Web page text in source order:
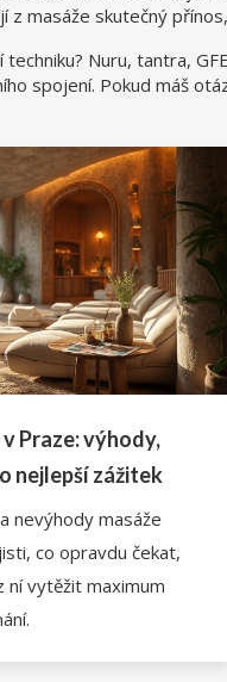
z masáže skutečný
techniku? Nuru, tantra,
spojení. Pokud máš
Praze: výhody,
nejlepší zážitek
nevýhody masáže
co opravdu čekat,
ní vytěžit maximum